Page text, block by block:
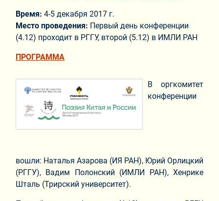
Время: 4-5 декабря 2017 г.
Место проведения: Первый день конференции
(4.12) проходит в РГГУ, второй (5.12) в ИМЛИ РАН
ПРОГРАММА
В оргкомитет
конференции
вошли: Наталья Азарова (ИЯ РАН), Юрий Орлицкий
(РГГУ), Вадим Полонский (ИМЛИ РАН), Хенрике
Шталь (Трирский университет).